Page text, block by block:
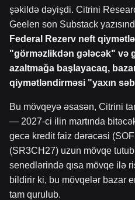
şəkildə dəyişdi. Citrini
Geelen son Substack
Federal Rezerv neft
"görməzlikdən gələcək" və
azaltmağa başlayacaq,
qiymətləndirməsi "yaxın
Bu mövqeyə əsasən, Citrini
— 2027-ci ilin martında
gecə kredit faiz dərəcəsi
(SR3CH27) uzun mövqe
senedlərində qısa mövqe ilə
bildirir ki, bu mövqelər bazar
tam qurulub.